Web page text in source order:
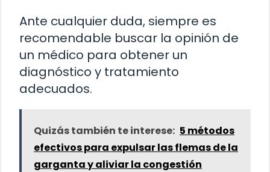
Ante cualquier duda, siempre es
recomendable buscar la opinión de
un médico para obtener un
diagnóstico y tratamiento
adecuados.
Quizás también te interese: 5 métodos
efectivos para expulsar las flemas de la
garganta y aliviar la congestión